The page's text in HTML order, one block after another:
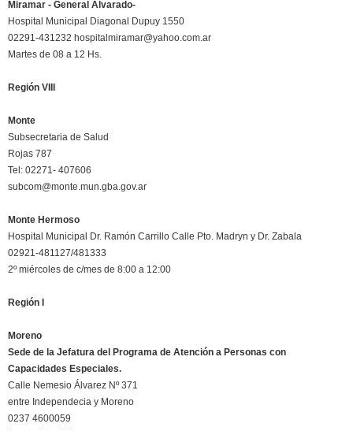
Miramar - General Alvarado-
Hospital Municipal Diagonal Dupuy 1550
02291-431232 hospitalmiramar@yahoo.com.ar
Martes de 08 a 12 Hs.
Región VIII
Monte
Subsecretaria de Salud
Rojas 787
Tel: 02271- 407606
subcom@monte.mun.gba.gov.ar
Monte Hermoso
Hospital Municipal Dr. Ramón Carrillo Calle Pto. Madryn y Dr. Zabala
02921-481127/481333
2º miércoles de c/mes de 8:00 a 12:00
Región I
Moreno
Sede de la Jefatura del Programa de Atención a Personas con
Capacidades Especiales.
Calle Nemesio Álvarez Nº 371
entre Independecia y Moreno
0237 4600059